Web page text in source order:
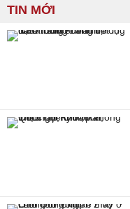
TIN MỚI